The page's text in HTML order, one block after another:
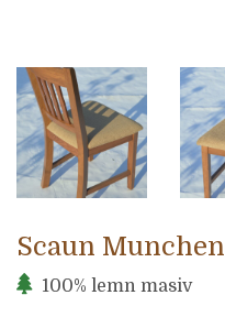
Scaun Munchen
100% lemn masiv